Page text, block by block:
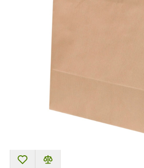
32 x 12 x 41 cm
крафт-бумага
100 g/m2
Tовар можно получить в пункте выдачи.
Цена за 1 штуку
0,45 €